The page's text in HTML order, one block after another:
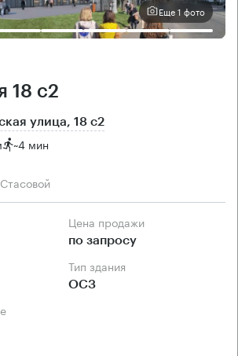
Еще 1 фото
18 с2
улица, 18 с2
~4 мин
Цена продажи
по запросу
Тип здания
ОСЗ